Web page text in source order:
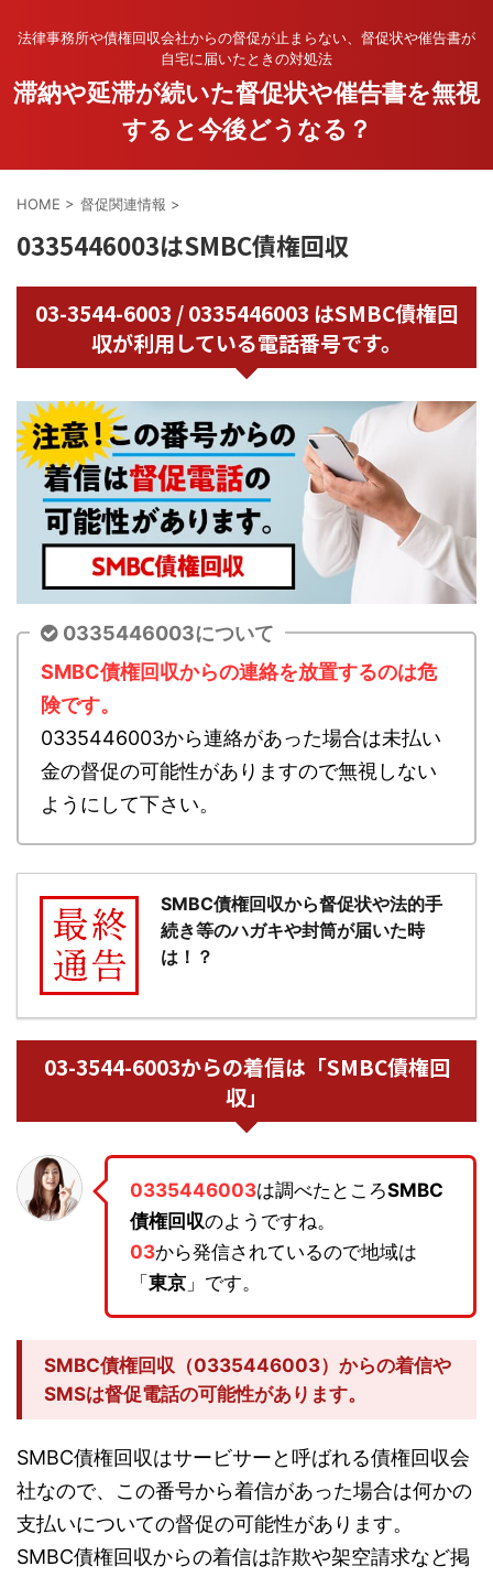
法律事務所や債権回収会社からの督促が止まらない、督促状や催告書が
自宅に届いたときの対処法
滞納や延滞が続いた督促状や催告書を無視
すると今後どうなる？
HOME > 督促関連情報 >
0335446003はSMBC債権回収
03-3544-6003 / 0335446003 はSMBC債権回
収が利用している電話番号です。
0335446003について
SMBC債権回収からの連絡を放置するのは危
険です。
0335446003から連絡があった場合は未払い
金の督促の可能性がありますので無視しない
ようにして下さい。
SMBC債権回収から督促状や法的手
続き等のハガキや封筒が届いた時
は！？
03-3544-6003からの着信は「SMBC債権回
収」
0335446003は調べたところSMBC
債権回収のようですね。
03から発信されているので地域は
「 東京 」です。
SMBC債権回収（0335446003）からの着信や
SMSは督促電話の可能性があります。
SMBC債権回収はサービサーと呼ばれる債権回収会
社なので、この番号から着信があった場合は何かの
支払いについての督促の可能性があります。
SMBC債権回収からの着信は詐欺や架空請求など掲